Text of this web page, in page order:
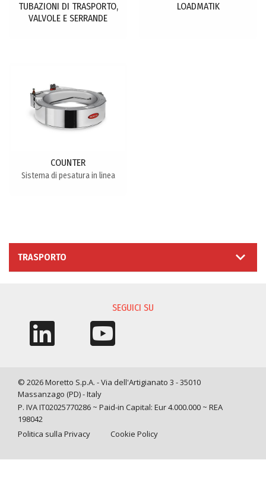
TUBAZIONI DI TRASPORTO,
VALVOLE E SERRANDE
LOADMATIK
COUNTER
Sistema di pesatura in linea
TRASPORTO
SEGUICI SU
© 2026 Moretto S.p.A. - Via dell'Artigianato 3 - 35010
Massanzago (PD) - Italy
P. IVA IT02025770286 ~ Paid-in Capital: Eur 4.000.000 ~ REA
198042
Politica sulla Privacy
Cookie Policy